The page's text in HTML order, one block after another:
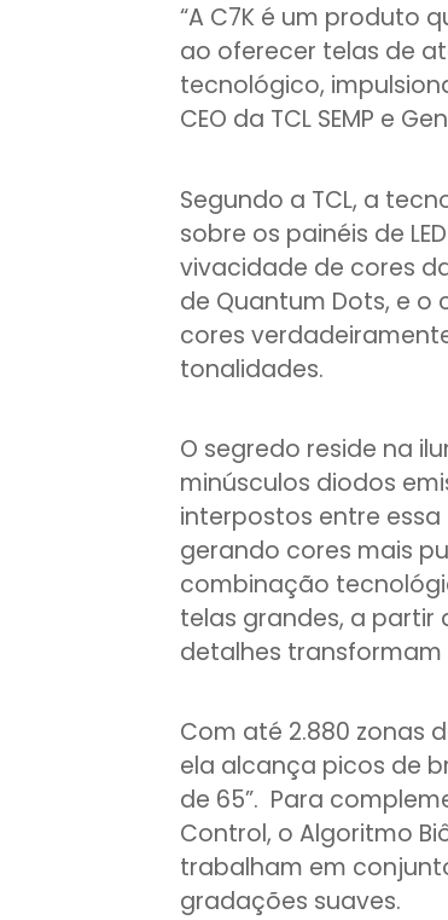
“A C7K é um produto
ao oferecer telas de
tecnológico,
CEO da TCL SEMP e
Segundo a TCL, a
sobre os painéis de
vivacidade de cores
de Quantum Dots, e
cores
tonalidades.
O segredo reside na
minúsculos diodos
interpostos entre
gerando cores mais
combinação
telas grandes, a partir
detalhes
Com até 2.880 zonas
ela alcança picos de
de 65”. Para
Control, o Algoritmo
trabalham em
gradações suaves.